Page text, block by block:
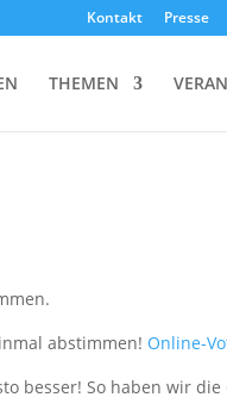
Kontakt Presse
THEMEN
abstim­men! Online-
besser! So haben wir die